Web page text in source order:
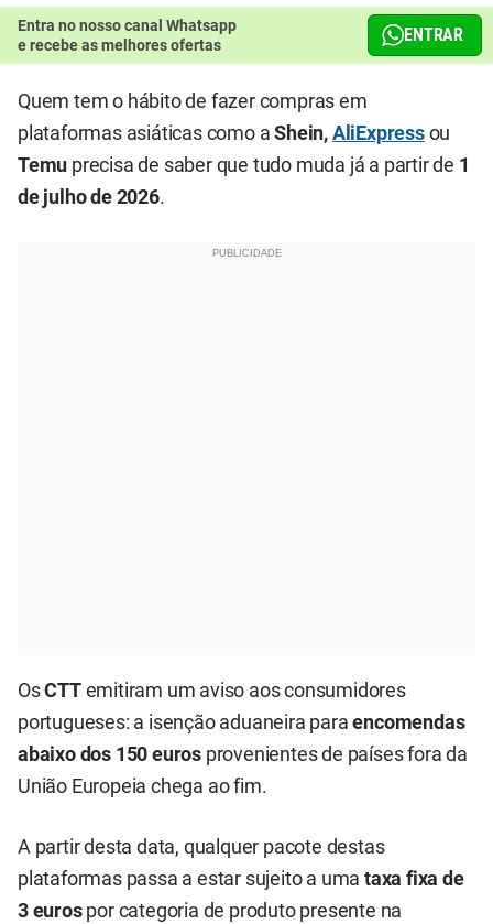
Entra no nosso canal Whatsapp
e recebe as melhores ofertas
ENTRAR
Quem tem o hábito de fazer compras em
plataformas asiáticas como aShein, AliExpress ou
Temu precisa de saber que tudo muda já a partir de 1
de julho de 2026.
OsCTTemitiram um aviso aos consumidores
portugueses: a isenção aduaneira paraencomendas
abaixo dos 150 euros provenientes de países fora da
União Europeia chega ao fim.
A partir desta data, qualquer pacote destas
plataformas passa a estar sujeito a uma taxa fixa de
3 eurospor categoria de produto presente na